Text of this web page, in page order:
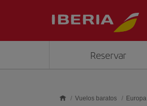
Reservar
Vuelos baratos Europa